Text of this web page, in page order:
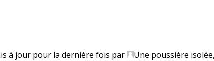
à jour pour la dernière fois par Une poussière isolée